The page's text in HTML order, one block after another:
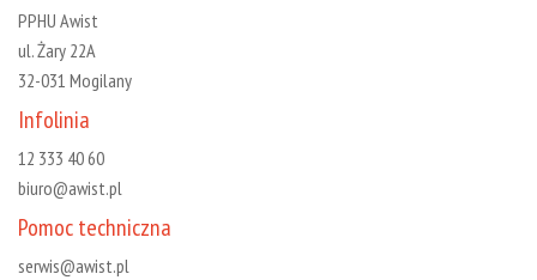
PPHU Awist
ul. Żary 22A
32-031 Mogilany
Infolinia
12 333 40 60
biuro@awist.pl
Pomoc techniczna
serwis@awist.pl